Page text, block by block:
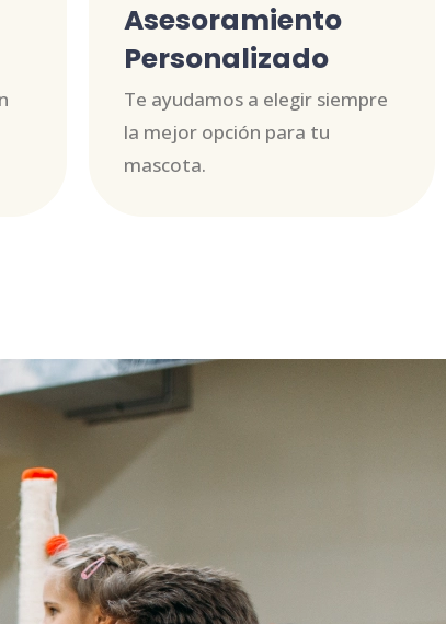
Asesoramiento
Personalizado
Te ayudamos a elegir siempre
la mejor opción para tu
mascota.